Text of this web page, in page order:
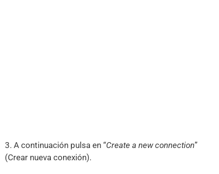
3. A continuación pulsa en “Create a new connection”
(Crear nueva conexión).